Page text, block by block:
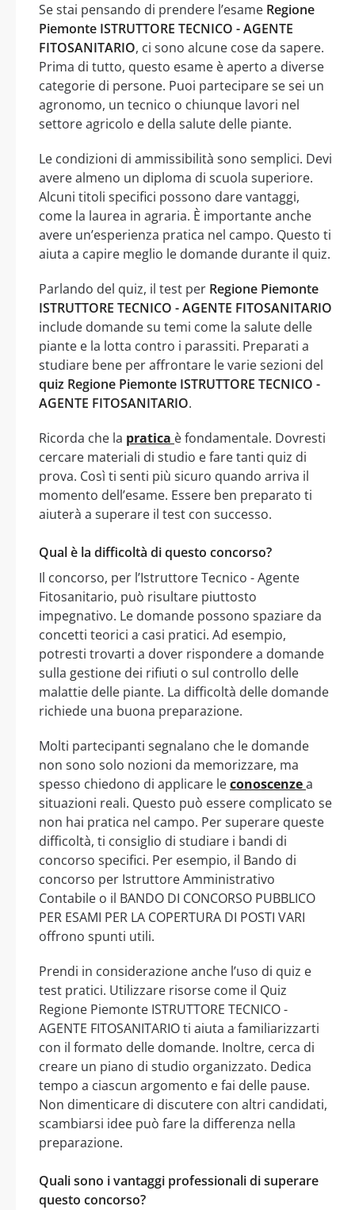
Se stai pensando di prendere l’esame Regione
Piemonte ISTRUTTORE TECNICO - AGENTE
FITOSANITARIO, ci sono alcune cose da sapere.
Prima di tutto, questo esame è aperto a diverse
categorie di persone. Puoi partecipare se sei un
agronomo, un tecnico o chiunque lavori nel
settore agricolo e della salute delle piante.
Le condizioni di ammissibilità sono semplici. Devi
avere almeno un diploma di scuola superiore.
Alcuni titoli specifici possono dare vantaggi,
come la laurea in agraria. È importante anche
avere un’esperienza pratica nel campo. Questo ti
aiuta a capire meglio le domande durante il quiz.
Parlando del quiz, il test per Regione Piemonte
ISTRUTTORE TECNICO - AGENTE FITOSANITARIO
include domande su temi come la salute delle
piante e la lotta contro i parassiti. Preparati a
studiare bene per affrontare le varie sezioni del
quiz Regione Piemonte ISTRUTTORE TECNICO -
AGENTE FITOSANITARIO.
Ricorda che la pratica è fondamentale. Dovresti
cercare materiali di studio e fare tanti quiz di
prova. Così ti senti più sicuro quando arriva il
momento dell’esame. Essere ben preparato ti
aiuterà a superare il test con successo.
Qual è la difficoltà di questo concorso?
Il concorso, per l’Istruttore Tecnico - Agente
Fitosanitario, può risultare piuttosto
impegnativo. Le domande possono spaziare da
concetti teorici a casi pratici. Ad esempio,
potresti trovarti a dover rispondere a domande
sulla gestione dei rifiuti o sul controllo delle
malattie delle piante. La difficoltà delle domande
richiede una buona preparazione.
Molti partecipanti segnalano che le domande
non sono solo nozioni da memorizzare, ma
spesso chiedono di applicare leconoscenzea
situazioni reali. Questo può essere complicato se
non hai pratica nel campo. Per superare queste
difficoltà, ti consiglio di studiare i bandi di
concorso specifici. Per esempio, il Bando di
concorso per Istruttore Amministrativo
Contabile o il BANDO DI CONCORSO PUBBLICO
PER ESAMI PER LA COPERTURA DI POSTI VARI
offrono spunti utili.
Prendi in considerazione anche l’uso di quiz e
test pratici. Utilizzare risorse come il Quiz
Regione Piemonte ISTRUTTORE TECNICO -
AGENTE FITOSANITARIO ti aiuta a familiarizzarti
con il formato delle domande. Inoltre, cerca di
creare un piano di studio organizzato. Dedica
tempo a ciascun argomento e fai delle pause.
Non dimenticare di discutere con altri candidati,
scambiarsi idee può fare la differenza nella
preparazione.
Quali sono i vantaggi professionali di superare
questo concorso?